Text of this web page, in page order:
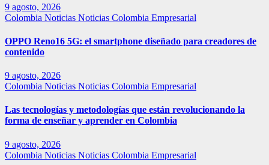
9 agosto, 2026
Colombia Noticias Noticias Colombia Empresarial
OPPO Reno16 5G: el smartphone diseñado para creadores de
contenido
9 agosto, 2026
Colombia Noticias Noticias Colombia Empresarial
Las tecnologías y metodologías que están revolucionando la
forma de enseñar y aprender en Colombia
9 agosto, 2026
Colombia Noticias Noticias Colombia Empresarial